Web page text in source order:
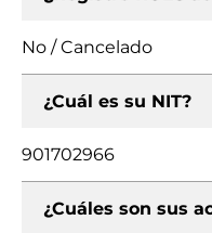
No / Cancelado
¿Cuál es su NIT?
901702966
¿Cuáles son sus